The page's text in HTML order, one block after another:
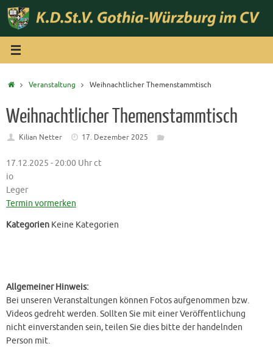
Zum
Inhalt
springen
StartVeranstaltung Weihnachtlicher Themenstammtisch
Weihnachtlicher Themenstammtisch
Kilian Netter 17. Dezember 2025
17.12.2025 - 20:00 Uhr ct
io
Leger
Termin vormerken
Kategorien Keine Kategorien
Allgemeiner Hinweis:
Bei unseren Veranstaltungen können Fotos aufgenommen bzw.
Videos gedreht werden. Sollten Sie mit einer Veröffentlichung
nicht einverstanden sein, teilen Sie dies bitte der handelnden
Person mit.